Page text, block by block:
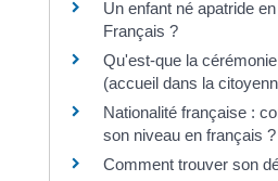
Un enfant né apatride
Français ?
Qu'est-que la
(accueil dans la
Nationalité française :
son niveau en français ?
Comment trouver son